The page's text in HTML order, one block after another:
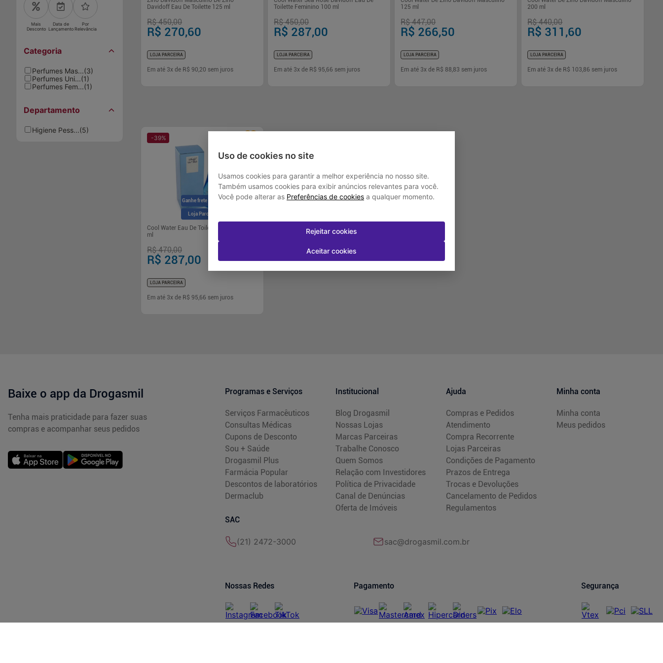
Uso de cookies no site
Usamos cookies para garantir a melhor experiência no nosso site.
Também usamos cookies para exibir anúncios relevantes para você.
Você pode alterar as Preferências de cookies a qualquer momento.
Rejeitar cookies
Aceitar cookies
Mais
Desconto
Data de
Lançamento
Por
Relevância
Categoria
Perfumes Mas...(3)
Perfumes Uni...(1)
Perfumes Fem...(1)
Departamento
Higiene Pess...(5)
Davidoff Eau De Toilette 125 ml
R$ 450,00
R$ 270,60
LOJA PARCEIRA
Em até 3x de R$ 90,20 sem juros
Toilette Feminino 100 ml
R$ 450,00
R$ 287,00
LOJA PARCEIRA
Em até 3x de R$ 95,66 sem juros
125 ml
R$ 447,00
R$ 266,50
LOJA PARCEIRA
Em até 3x de R$ 88,83 sem juros
200 ml
R$ 440,00
R$ 311,60
LOJA PARCEIRA
Em até 3x de R$ 103,86 sem juros
Ganhe frete grátis!
Loja Parceira
-39%
Cool Water Eau De Toilette Feminino 100
ml
R$ 470,00
R$ 287,00
LOJA PARCEIRA
Em até 3x de R$ 95,66 sem juros
Baixe o app da Drogasmil
Tenha mais praticidade para fazer suas
compras e acompanhar seus pedidos
Programas e Serviços
Serviços Farmacêuticos
Consultas Médicas
Cupons de Desconto
Sou + Saúde
Drogasmil Plus
Farmácia Popular
Descontos de laboratórios
Dermaclub
Institucional
Blog Drogasmil
Nossas Lojas
Marcas Parceiras
Trabalhe Conosco
Quem Somos
Relação com Investidores
Política de Privacidade
Canal de Denúncias
Oferta de Imóveis
Ajuda
Compras e Pedidos
Atendimento
Compra Recorrente
Lojas Parceiras
Condições de Pagamento
Prazos de Entrega
Trocas e Devoluções
Cancelamento de Pedidos
Regulamentos
Minha conta
Minha conta
Meus pedidos
SAC
(21) 2472-3000 sac@drogasmil.com.br
Nossas Redes Pagamento Segurança